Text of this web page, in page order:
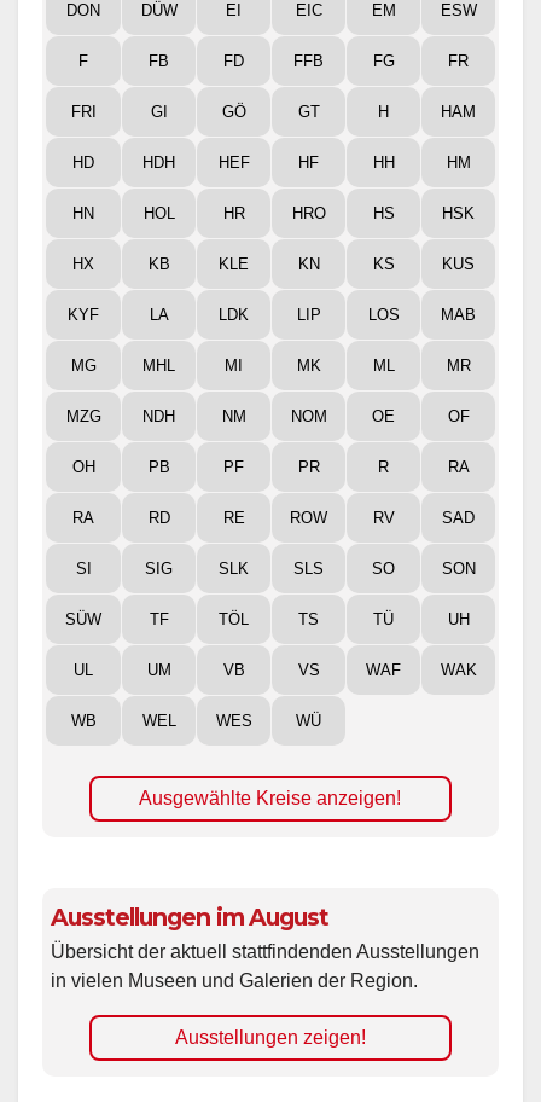
DON DÜW EI EIC EM ESW
F FB FD FFB FG FR
FRI GI GÖ GT H HAM
HD HDH HEF HF HH HM
HN HOL HR HRO HS HSK
HX KB KLE KN KS KUS
KYF LA LDK LIP LOS MAB
MG MHL MI MK ML MR
MZG NDH NM NOM OE OF
OH PB PF PR R RA
RA RD RE ROW RV SAD
SI SIG SLK SLS SO SON
SÜW TF TÖL TS TÜ UH
UL UM VB VS WAF WAK
WB WEL WES WÜ
Ausgewählte Kreise anzeigen!
Ausstellungen im August
Übersicht der aktuell stattfindenden Ausstellungen
in vielen Museen und Galerien der Region.
Ausstellungen zeigen!